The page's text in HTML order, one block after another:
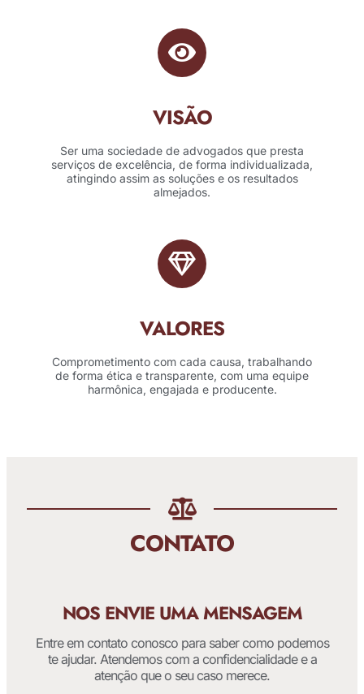
VISÃO
Ser uma sociedade de advogados que presta
serviços de excelência, de forma individualizada,
atingindo assim as soluções e os resultados
almejados.
VALORES
Comprometimento com cada causa, trabalhando
de forma ética e transparente, com uma equipe
harmônica, engajada e producente.
CONTATO
NOS ENVIE UMA MENSAGEM
Entre em contato conosco para saber como podemos
te ajudar. Atendemos com a confidencialidade e a
atenção que o seu caso merece.